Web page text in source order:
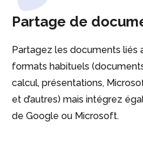
Partage de
Partagez les documents liés
formats habituels
calcul, présentations,
et d’autres) mais intégrez
de Google ou Microsoft.